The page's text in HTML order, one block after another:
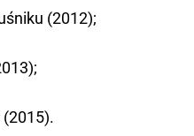
(2012);